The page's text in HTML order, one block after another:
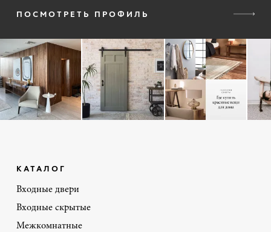
ПОСМОТРЕТЬ ПРОФИЛЬ
КАТАЛОГ
Входные двери
Входные скрытые
Межкомнатные